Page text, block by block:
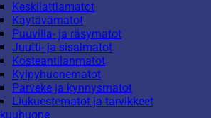
Keskilattiamatot
Käytävämatot
Puuvilla- ja räsymatot
Juutti- ja sisalmatot
Kosteantilanmatot
Kylpyhuonematot
Parveke ja kynnysmatot
Liukuestematot ja tarvikkeet